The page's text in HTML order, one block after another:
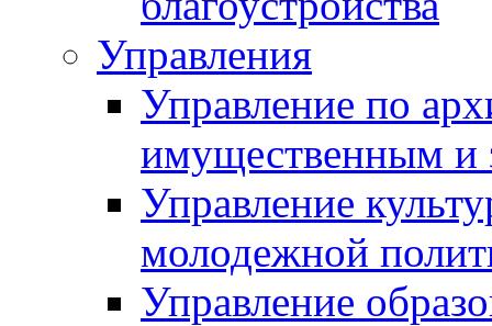
Управления
Управление по
имущественным и
Управление
молодежной
Управление